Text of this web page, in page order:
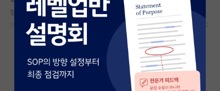
연구실&오픈랩
커뮤니티
커뮤니티 홈
전체글보기
정직한 쇼펜하우어
2023.06.06 0 1812